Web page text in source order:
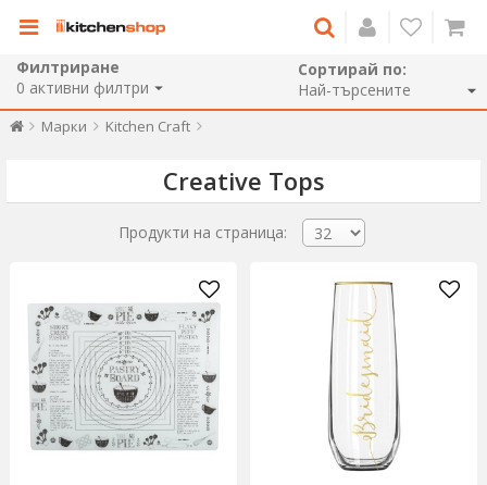
Филтриране
0 активни филтри
Сортирай по:
Марки Kitchen Craft
Creative Tops
Продукти на страница: